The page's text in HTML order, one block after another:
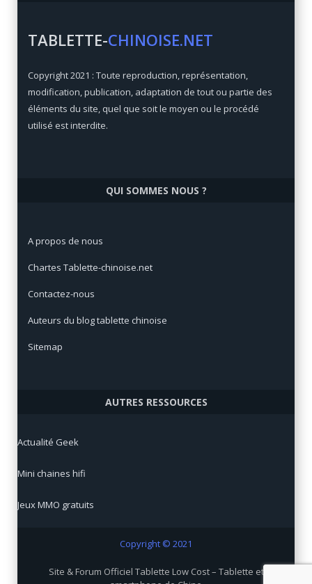
Qualité/prix:92 / 100
Prix: €
TABLETTE-CHINOISE.NET
Copyright 2021 : Toute reproduction, représentation,
modification, publication, adaptation de tout ou partie des
éléments du site, quel que soit le moyen ou le procédé
utilisé est interdite.
QUI SOMMES NOUS ?
A propos de nous
Chartes Tablette-chinoise.net
Contactez-nous
Auteurs du blog tablette chinoise
Sitemap
AUTRES RESSOURCES
Actualité Geek
Mini chaines hifi
Jeux MMO gratuits
Copyright © 2021
Site & Forum Officiel Tablette Low Cost – Tablette et